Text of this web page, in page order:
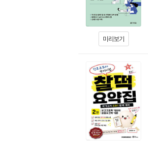
미리보기